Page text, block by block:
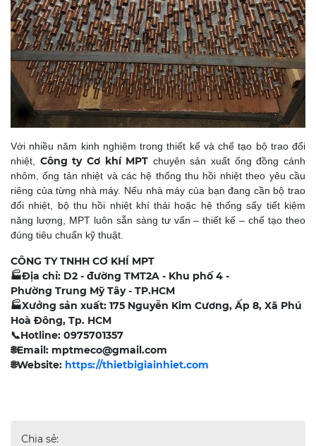
Với nhiều năm kinh nghiệm trong thiết kế và chế tạo bộ trao đổi
nhiệt, Công ty Cơ khí MPT chuyên sản xuất ống đồng cánh
nhôm, ống tản nhiệt và các hệ thống thu hồi nhiệt theo yêu cầu
riêng của từng nhà máy. Nếu nhà máy của bạn đang cần bộ trao
đổi nhiệt, bộ thu hồi nhiệt khí thải hoặc hệ thống sấy tiết kiệm
năng lượng, MPT luôn sẵn sàng tư vấn – thiết kế – chế tạo theo
đúng tiêu chuẩn kỹ thuật.
CÔNG TY TNHH CƠ KHÍ MPT
🏭Địa chỉ: D2 - đường TMT2A - Khu phố 4 -
Phường Trung Mỹ Tây - TP.HCM
🏭Xưởng sản xuất: 175 Nguyễn Kim Cương, Ấp 8, Xã Phú
Hoà Đông, Tp. HCM
📞Hotline: 0975701357
🌐Email: mptmeco@gmail.com
🌐Website: https://thietbigiainhiet.com
Chia sẻ: